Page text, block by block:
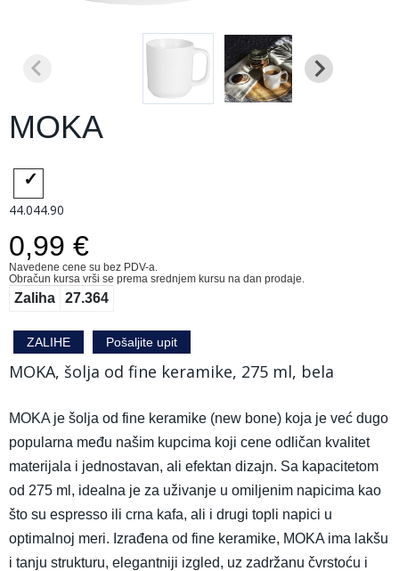
MOKA
44.044.90
0,99 €
Navedene cene su bez PDV-a.
Obračun kursa vrši se prema srednjem kursu na dan prodaje.
Zaliha 27.364
ZALIHE Pošaljite upit
MOKA, šolja od fine keramike, 275 ml, bela
MOKA je šolja od fine keramike (new bone) koja je već dugo
popularna među našim kupcima koji cene odličan kvalitet
materijala i jednostavan, ali efektan dizajn. Sa kapacitetom
od 275 ml, idealna je za uživanje u omiljenim napicima kao
što su espresso ili crna kafa, ali i drugi topli napici u
optimalnoj meri. Izrađena od fine keramike, MOKA ima lakšu
i tanju strukturu, elegantniji izgled, uz zadržanu čvrstoću i